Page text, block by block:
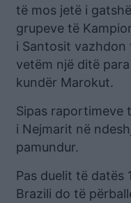
të mos jetë i
grupeve të
i Santosit
vetëm një ditë
kundër Marokut.
Sipas raportimeve
i Nejmarit në
pamundur.
Pas duelit të datës
Brazili do të